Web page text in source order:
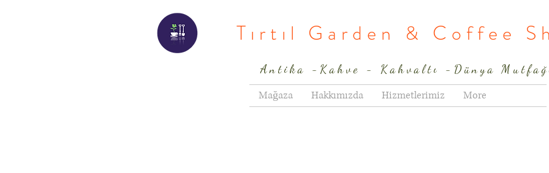
Tırtıl Garden & Coffee
Antika -Kahve - Kahvaltı -Dünya
Mağaza
Hakkımızda Hizmetlerimiz More